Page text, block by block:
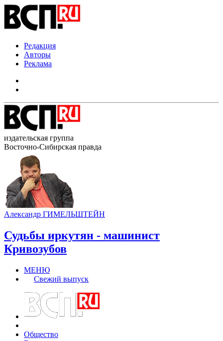
Редакция
Авторы
Реклама
издательская группа
Восточно-Сибирская правда
Александр ГИМЕЛЬШТЕЙН
Судьбы иркутян - машинист
Кривозубов
МЕНЮ
Свежий выпуск
Общество